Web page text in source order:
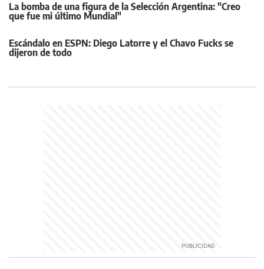
La bomba de una figura de la Selección Argentina: "Creo
que fue mi último Mundial"
Escándalo en ESPN: Diego Latorre y el Chavo Fucks se
dijeron de todo